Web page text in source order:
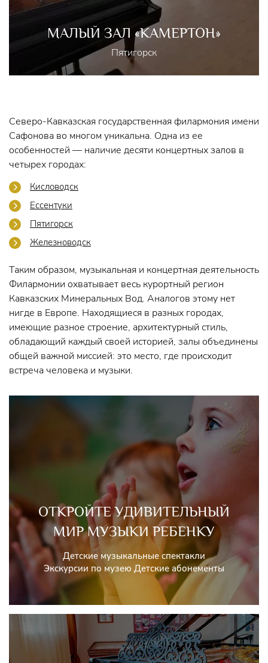
МАЛЫЙ ЗАЛ «КАМЕРТОН»
Пятигорск
Северо-Кавказская государственная филармония имени
Сафонова во многом уникальна. Одна из ее
особенностей — наличие десяти концертных залов в
четырех городах:
Кисловодск
Ессентуки
Пятигорск
Железноводск
Таким образом, музыкальная и концертная деятельность
Филармонии охватывает весь курортный регион
Кавказских Минеральных Вод. Аналогов этому нет
нигде в Европе. Находящиеся в разных городах,
имеющие разное строение, архитектурный стиль,
обладающий каждый своей историей, залы объединены
общей важной миссией: это место, где происходит
встреча человека и музыки.
ОТКРОЙТЕ УДИВИТЕЛЬНЫЙ
МИР МУЗЫКИ РЕБЕНКУ
Детские музыкальные спектакли
Экскурсии по музею Детские абонементы